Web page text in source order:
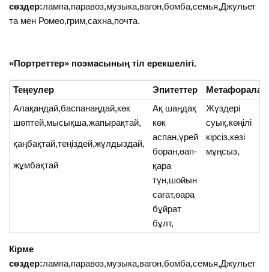
сөздер:лампа,паравоз,музыка,вагон,бомба,семья,Джульет
та мен Ромео,грим,сахна,почта.
«Портреттер» поэмасының тіл ерекшелігі.
Теңеулер Эпитеттер
Метафоралар
Алақандай,баспанаңдай,көк
шөптей,мысықша,жапырақтай,
қаңбақтай,теңіздей,жұлдыздай,
жұмбақтай
Ақ шаңдақ
көк
аспан,үрей
боран,өап-
қара
түн,шойын
сағат,өара
бұйрат
бұлт,
Жүздері
суық,көңілі
кірсіз,көзі
мұңсыз,
Кірме
сөздер:лампа,паравоз,музыка,вагон,бомба,семья,Джульет